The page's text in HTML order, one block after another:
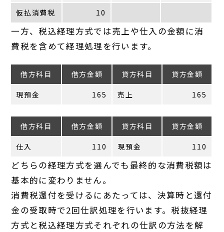
仮払消費税 10
一方、税込経理方式では売上や仕入の金額に消
費税を含めて経理処理を行います。
借方科目 借方金額 貸方科目 貸方金額
現預金 165 売上 165
借方科目 借方金額 貸方科目 貸方金額
仕入 110 現預金 110
どちらの経理方式を選んでも最終的な消費税額は
基本的に変わりません。
消費税還付を受けるにあたっては、決算時と還付
金の受取時で2回仕訳処理を行います。税抜経理
方式と税込経理方式それぞれの仕訳の方法を解